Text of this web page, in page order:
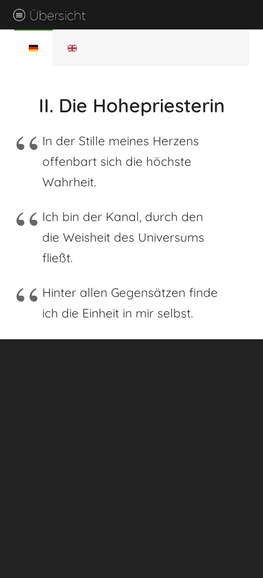
II. Die Hohepriesterin
In der Stille meines Herzens
offenbart sich die höchste
Wahrheit.
Ich bin der Kanal, durch den
die Weisheit des Universums
fließt.
Hinter allen Gegensätzen finde
ich die Einheit in mir selbst.